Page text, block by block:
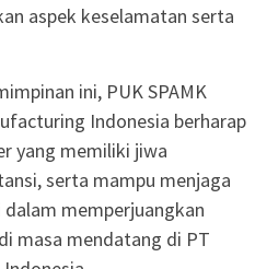
aspek keselamatan serta
ini, PUK SPAMK
Indonesia berharap
yang memiliki jiwa
serta mampu menjaga
memperjuangkan
masa mendatang di PT